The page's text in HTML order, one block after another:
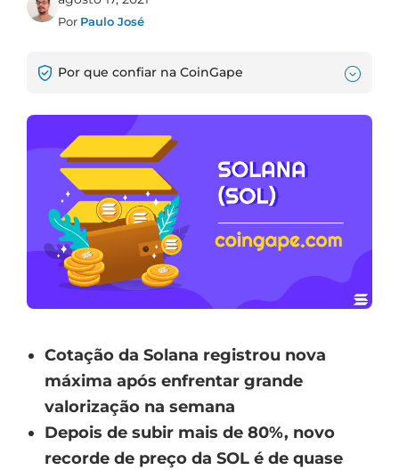
Por Paulo José
Por que confiar na CoinGape
Cotação da Solana registrou nova
máxima após enfrentar grande
valorização na semana
Depois de subir mais de 80%, novo
recorde de preço da SOL é de quase